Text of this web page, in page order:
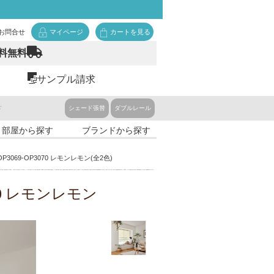
問合せ マイページ カートを見る
無料
サンプル請求
シェード張替 ダブルレール
屋から探す ブランドから探す
OP3070 レモンレモン(全2色)
レモンレモン